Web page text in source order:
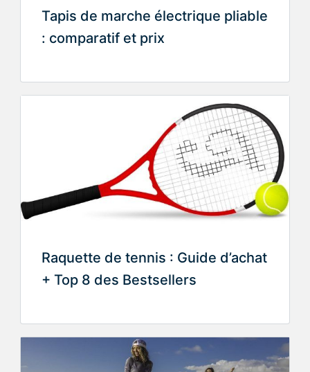
Tapis de marche électrique pliable
: comparatif et prix
Raquette de tennis : Guide d’achat
+ Top 8 des Bestsellers